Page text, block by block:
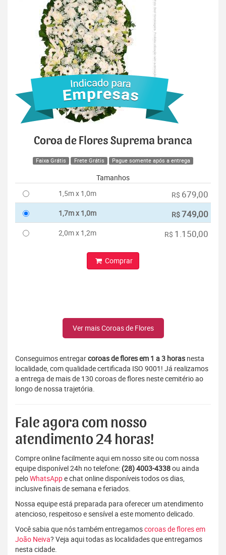
Coroa de Flores Suprema branca
Faixa Grátis Frete Grátis Pague somente após a entrega
Tamanhos
1,5m x 1,0m
R$ 679,00
1,7m x 1,0m R$749,00
2,0m x 1,2m R$ 1.150,00
Comprar
Ver mais Coroas de Flores
Conseguimos entregarcoroas de flores em 1 a 3 horas nesta
localidade, com qualidade certificada ISO 9001! Já realizamos
a entrega de mais de 130 coroas de flores neste cemitério ao
longo de nossa trajetória.
Fale agora com nosso
atendimento 24 horas!
Compre online facilmente aqui em nosso site ou com nossa
equipe disponível 24h no telefone: (28) 4003-4338ou ainda
peloWhatsAppe chat online disponíveis todos os dias,
inclusive finais de semana e feriados.
Nossa equipe está preparada para oferecer um atendimento
atencioso, respeitoso e sensível a este momento delicado.
Você sabia que nós também entregamoscoroas de flores em
João Neiva? Veja aqui todas as localidades que entregamos
nesta cidade.